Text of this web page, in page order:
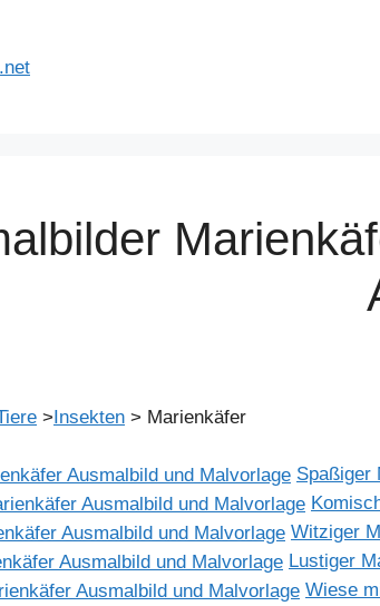
> Insekten > Marienkäfer
Spaßiger
Witziger
Lustiger
Wiese